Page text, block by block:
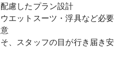
慮したプラン設計
エットスーツ・浮具など必要
、スタッフの目が行き届き安